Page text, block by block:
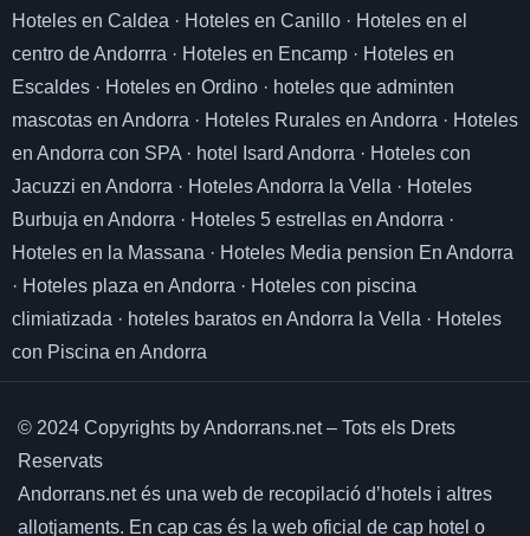
Hoteles en Caldea · Hoteles en Canillo · Hoteles en el
centro de Andorrra · Hoteles en Encamp · Hoteles en
Escaldes · Hoteles en Ordino · hoteles que adminten
mascotas en Andorra · Hoteles Rurales en Andorra · Hoteles
en Andorra con SPA· hotel Isard Andorra · Hoteles con
Jacuzzi en Andorra · Hoteles Andorra la Vella · Hoteles
Burbuja en Andorra · Hoteles 5 estrellas en Andorra ·
Hoteles en la Massana · Hoteles Media pension En Andorra
· Hoteles plaza en Andorra · Hoteles con piscina
climiatizada · hoteles baratos en Andorra la Vella · Hoteles
con Piscina en Andorra
© 2024 Copyrights by Andorrans.net – Tots els Drets
Reservats
Andorrans.net és una web de recopilació d’hotels i altres
allotjaments. En cap cas és la web oficial de cap hotel o